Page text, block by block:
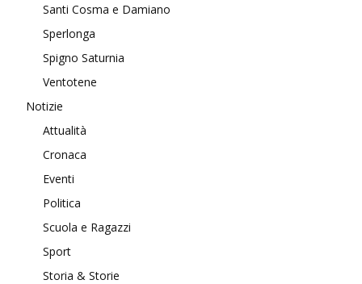
Santi Cosma e Damiano
Sperlonga
Spigno Saturnia
Ventotene
Notizie
Attualità
Cronaca
Eventi
Politica
Scuola e Ragazzi
Sport
Storia & Storie